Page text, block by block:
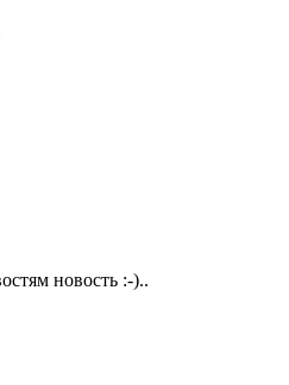
новость :-)..